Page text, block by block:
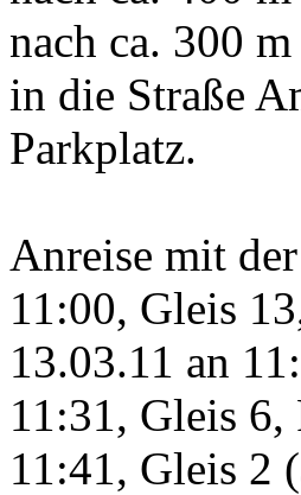
nach ca. 300
in die Straße
Parkplatz.
Anreise mit
11:00, Gleis
13.03.11 an
11:31, Gleis
11:41, Gleis 2